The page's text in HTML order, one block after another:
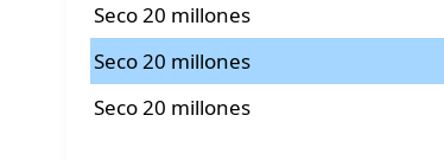
Seco 20 millones
Seco 20 millones
Seco 20 millones